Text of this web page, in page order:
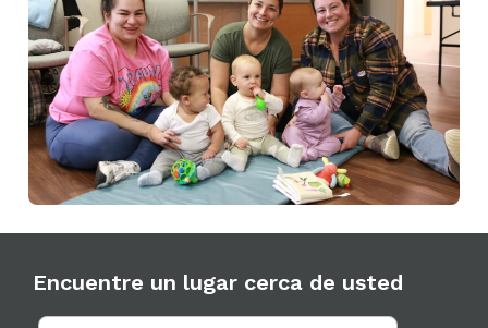
Encuentre un lugar cerca de usted